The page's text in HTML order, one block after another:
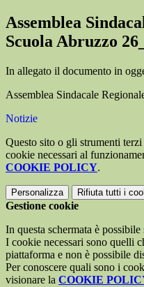
Assemblea
Scuola Abruzzo
In allegato il documento in
Assemblea Sindacale
Notizie
Questo sito o gli strumenti
cookie necessari al
COOKIE POLICY.
Personalizza Rifiuta tutti i
Gestione cookie
In questa schermata è
I cookie necessari sono quelli
piattaforma e non è possibile
Per conoscere quali sono i
visionare la COOKIE